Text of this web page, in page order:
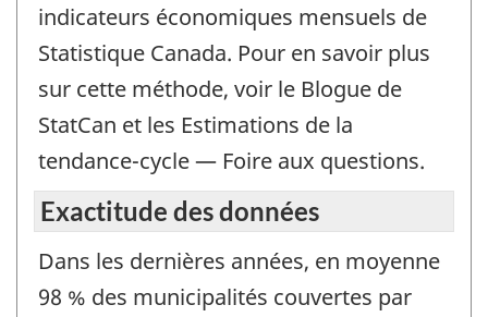
indicateurs économiques mensuels de
Statistique Canada. Pour en savoir plus
sur cette méthode, voir le Blogue de
StatCan et les Estimations de la
tendance-cycle — Foire aux questions.
Exactitude des données
Dans les dernières années, en moyenne
98 % des municipalités couvertes par